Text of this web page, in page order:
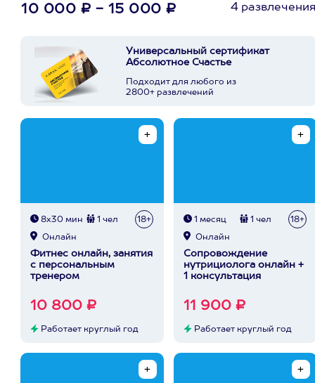
10 000 ₽ - 15 000 ₽ 4
Универсальный сертификат
Абсолютное Счастье
Подходит для любого из
2800+ развлечений
8х30 мин 1 чел 18+
Онлайн
Фитнес онлайн, занятия
с персональным
тренером
10 800 ₽
Работает круглый год
1 месяц 1 чел 18+
Онлайн
Сопровождение
нутрициолога онлайн +
1 консультация
11 900 ₽
Работает круглый год